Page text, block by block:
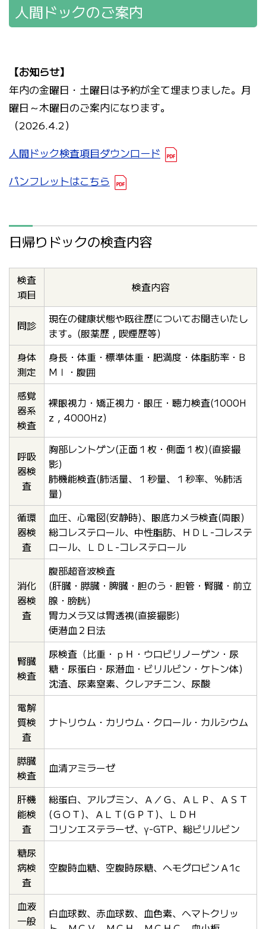
人間ドックのご案内
【お知らせ】
年内の金曜日・土曜日は予約が全て埋まりました。月
曜日～木曜日のご案内になります。
（2026.4.2）
人間ドック検査項目ダウンロード
パンフレットはこちら
日帰りドックの検査内容
検査
項目
検査内容
問診
現在の健康状態や既往歴についてお聞きいたし
ます。(服薬歴，喫煙歴等)
身体
測定
身長・体重・標準体重・肥満度・体脂肪率・B
MＩ・腹囲
感覚
器系
検査
裸眼視力・矯正視力・眼圧・聴力検査(1000H
z，4000Hz)
呼吸
器検
査
胸部レントゲン(正面１枚・側面１枚)(直接撮
影)
肺機能検査(肺活量、１秒量、１秒率、％肺活
量)
循環
器検
査
血圧、心電図(安静時)、眼底カメラ検査(両眼)
総コレステロール、中性脂肪、ＨＤＬ-コレステ
ロール、ＬＤＬ-コレステロール
消化
器検
査
腹部超音波検査
(肝臓・膵臓・脾臓・胆のう・胆管・腎臓・前立
腺・膀胱)
胃カメラ又は胃透視(直接撮影)
便潜血２日法
腎臓
検査
尿検査（比重・ｐＨ・ウロビリノーゲン・尿
糖・尿蛋白・尿潜血・ビリルビン・ケトン体)
沈渣、尿素窒素、クレアチニン、尿酸
電解
質検
査
ナトリウム・カリウム・クロール・カルシウム
膵臓
検査
血清アミラーゼ
肝機
能検
査
総蛋白、アルブミン、Ａ／Ｇ、ＡＬＰ、ＡＳＴ
(ＧＯＴ)、ＡＬＴ(ＧＰＴ)、ＬＤＨ
コリンエステラーゼ、γ-GTP、総ビリルビン
糖尿
病検
査
空腹時血糖、空腹時尿糖、ヘモグロビンＡ1c
血液
一般
白血球数、赤血球数、血色素、ヘマトクリッ